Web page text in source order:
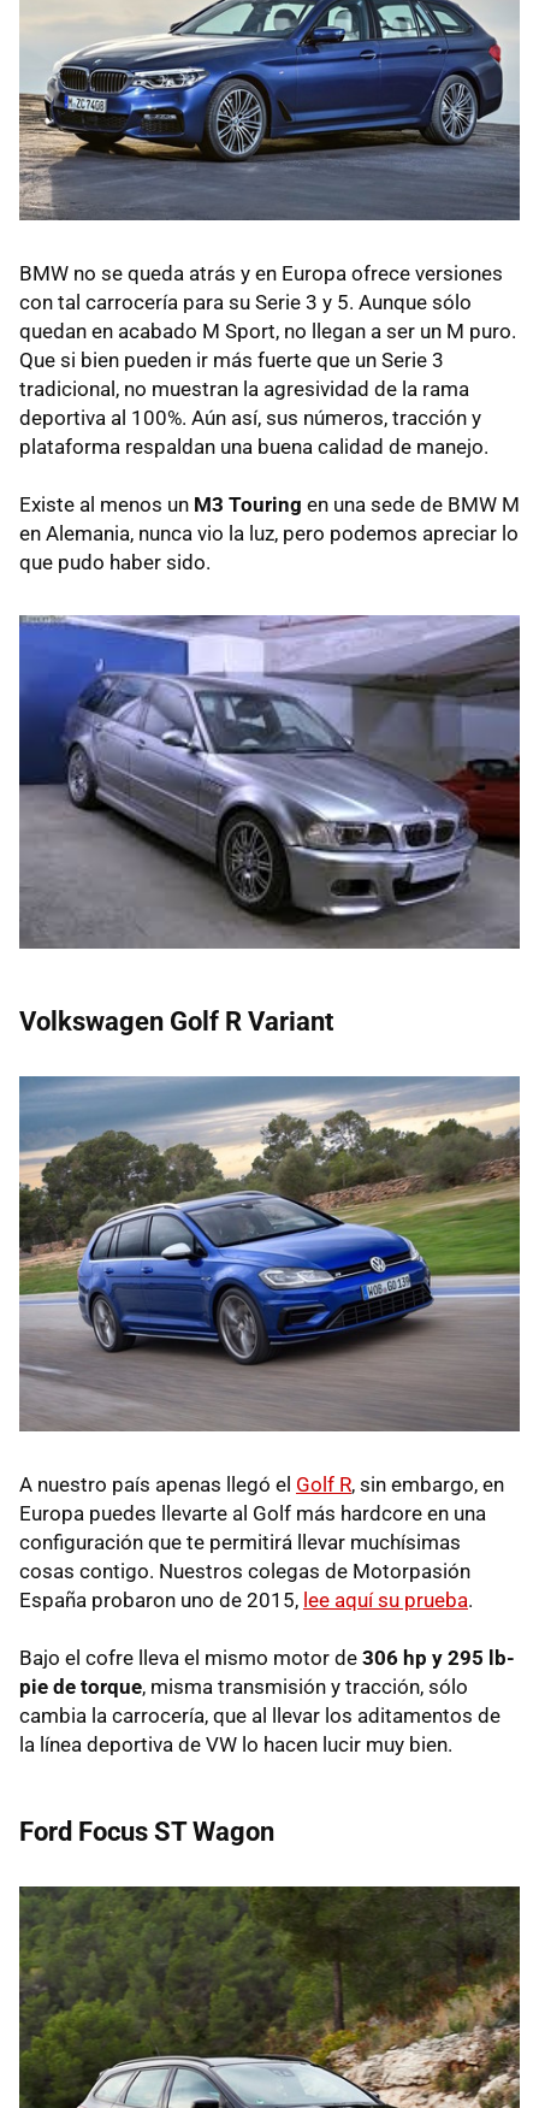
BMW no se queda atrás y en Europa ofrece versiones
con tal carrocería para su Serie 3 y 5. Aunque sólo
quedan en acabado M Sport, no llegan a ser un M puro.
Que si bien pueden ir más fuerte que un Serie 3
tradicional, no muestran la agresividad de la rama
deportiva al 100%. Aún así, sus números, tracción y
plataforma respaldan una buena calidad de manejo.
Existe al menos un M3 Touring en una sede de BMW M
en Alemania, nunca vio la luz, pero podemos apreciar lo
que pudo haber sido.
Volkswagen Golf R Variant
A nuestro país apenas llegó el Golf R, sin embargo, en
Europa puedes llevarte al Golf más hardcore en una
configuración que te permitirá llevar muchísimas
cosas contigo. Nuestros colegas de Motorpasión
España probaron uno de 2015, lee aquí su prueba.
Bajo el cofre lleva el mismo motor de 306 hp y 295 lb-
pie de torque, misma transmisión y tracción, sólo
cambia la carrocería, que al llevar los aditamentos de
la línea deportiva de VW lo hacen lucir muy bien.
Ford Focus ST Wagon